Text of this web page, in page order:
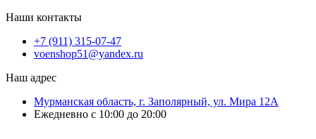
Наши контакты
+7 (911) 315-07-47
voenshop51@yandex.ru
Наш адрес
Мурманская область, г. Заполярный, ул. Мира 12А
Ежедневно с 10:00 до 20:00